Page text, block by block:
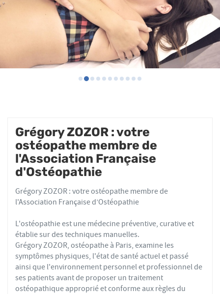
Grégory ZOZOR : votre
ostéopathe membre de
l'Association Française
d'Ostéopathie
Grégory ZOZOR : votre ostéopathe membre de
l'Association Française d’Ostéopathie
L'ostéopathie est une médecine préventive, curative et
établie sur des techniques manuelles.
Grégory ZOZOR, ostéopathe à Paris, examine les
symptômes physiques, l'état de santé actuel et passé
ainsi que l'environnement personnel et professionnel de
ses patients avant de proposer un traitement
ostéopathique approprié et conforme aux règles du